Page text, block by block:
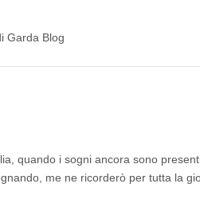
Garda Blog
quando i sogni ancora sono
me ne ricorderò per tutta la